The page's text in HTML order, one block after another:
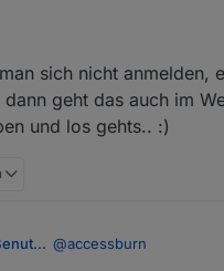
sich nicht anmelden,
geht das auch im
und los gehts.. :)
Ein ehemaliger Benutzer @accessburn